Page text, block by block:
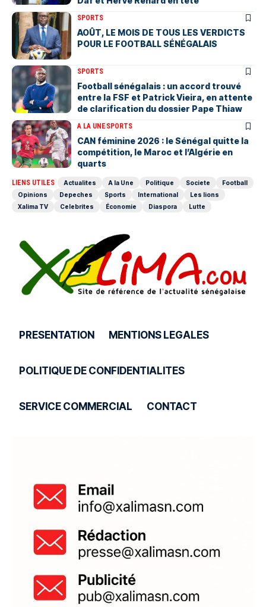
SPORTS
AOÛT, LE MOIS DE TOUS LES VERDICTS
POUR LE FOOTBALL SÉNÉGALAIS
SPORTS
Football sénégalais : un accord trouvé
entre la FSF et Patrick Vieira, en attente
de clarification du dossier Pape Thiaw
A LA UNESPORTS
‎CAN féminine 2026 : le Sénégal quitte la
compétition, le Maroc et l’Algérie en
quarts
LIENS UTILES Actualites A la Une Politique Societe
Football
Opinions
Depeches Sports International
Les lions
Xalima TV
Celebrites Économie Diaspora Lutte
PRESENTATION MENTIONS LEGALES
POLITIQUE DE CONFIDENTIALITES
SERVICE COMMERCIAL CONTACT